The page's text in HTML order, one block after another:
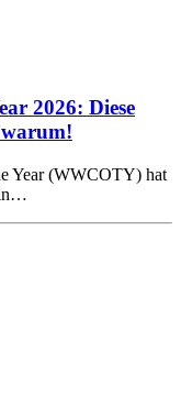
2026: Diese
Year (WWCOTY) hat
in…